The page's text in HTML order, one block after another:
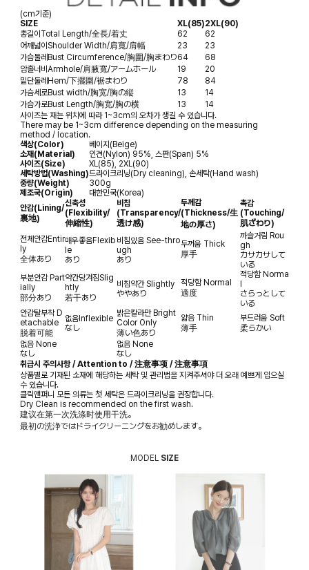
(cm기준)
SIZE
XL(85)2XL(90)
총길이Total Length/全長/着丈 62
62
어깨넓이Shoulder Width/肩寬/肩幅 23
23
가슴둘레Bust Circumference/胸圍/胸まわり64
68
암홀너비Armhole/肩腋寬/アームホール 19
20
밑단둘레Hem/下擺圍/裾まわり 78
84
가슴세로Bust width/胸宽/胸の縦 13
14
가슴가로Bust Length/胸宽/胸の横 13
14
사이즈는 재는 위치에 따라 1~3cm의 오차가 생길 수 있습니다.
There may be 1~3cm difference depending on the measuring
method / location.
색상(Color)
베이지(Beige)
소재(Material)
인견(Nylon) 95%, 스판(Span) 5%
사이즈(Size)
XL(85), 2XL(90)
세탁방법(Washing)드라이크리닝(Dry cleaning), 손세탁(Hand wash)
중량(Weight)
300g
제조국(Origin)
대한민국(Korea)
안감(Lining/
裏地)
신축성
(Flexibility/
伸縮性)
비침
(Transparency/
透け感)
두께감
(Thickness/生
地の厚さ)
촉감
(Touching/
肌ざわり)
전체안감Entir
ly
全体あり
매우좋음Flexib
le
あり
비침있음 See-thro
ugh
あり
두꺼움 Thick
厚手
까슬거림 Rou
gh
カサカサして
いる
부분안감 Part
ially
部分あり
약간당겨짐Slig
htly
若干あり
비침약간Slightly
ややあり
적당함 Normal
適度
적당함 Norma
l
さらっとして
いる
안감탈부착 D
etachable
脱着可能
없음Inflexible
なし
밝은칼라만 Bright
Color Only
薄い色あり
얇음 Thin
薄手
부드러움 Soft
柔らかい
없음 None
なし
없음 None
なし
취급시 주의사항 / Attention to / 注意事项 / 注意事項
상품별로 기재된 소재에 해당하는 세탁 및 관리법을 지켜주셔야 더 오래 예쁘게 입으실
수 있습니다.
클릭앤퍼니 모든 의류는 첫 세탁은 드라이크리닝을 권장합니다.
Dry Clean is recommended on the first wash.
建议在第一次洗涤时使用干洗。
最初の洗浄ではドライクリーニングをお勧めします。
MODEL SIZE